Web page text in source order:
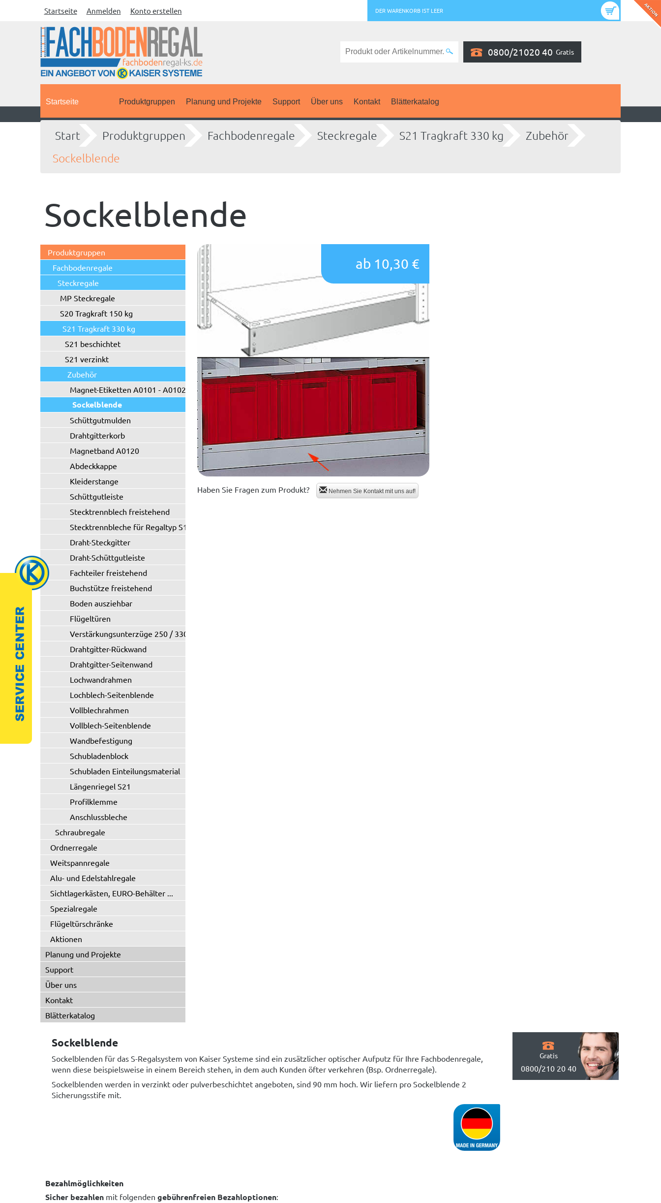
Startseite Anmelden Konto erstellen DER WARENKORB IST LEER
0800/21020 40 Gratis
Startseite Produktgruppen Planung und Projekte Support Über uns Kontakt Blätterkatalog
Start Produktgruppen Fachbodenregale Steckregale S21 Tragkraft 330 kg
Zubehör
Sockelblende
Sockelblende
Produktgruppen
Fachbodenregale
Steckregale
MP Steckregale
S20 Tragkraft 150 kg
S21 Tragkraft 330 kg
S21 beschichtet
S21 verzinkt
Zubehör
Magnet-Etiketten A0101 - A0102
Sockelblende
Schüttgutmulden
Drahtgitterkorb
Magnetband A0120
Abdeckkappe
Kleiderstange
Schüttgutleiste
Stecktrennblech freistehend
Stecktrennbleche für Regaltyp S11/S21
Draht-Steckgitter
Draht-Schüttgutleiste
Fachteiler freistehend
Buchstütze freistehend
Boden ausziehbar
Flügeltüren
Verstärkungsunterzüge 250 / 330 kg
Drahtgitter-Rückwand
Drahtgitter-Seitenwand
Lochwandrahmen
Lochblech-Seitenblende
Vollblechrahmen
Vollblech-Seitenblende
Wandbefestigung
Schubladenblock
Schubladen Einteilungsmaterial
Längenriegel S21
Profilklemme
Anschlussbleche
Schraubregale
Ordnerregale
Weitspannregale
Alu- und Edelstahlregale
Sichtlagerkästen, EURO-Behälter ...
Spezialregale
Flügeltürschränke
Aktionen
Planung und Projekte
Support
Über uns
Kontakt
Blätterkatalog
ab 10,30 €
Haben Sie Fragen zum Produkt? Nehmen Sie Kontakt mit uns auf!
Sockelblende
Sockelblenden für das S-Regalsystem von Kaiser Systeme sind ein zusätzlicher optischer Aufputz für Ihre Fachbodenregale,
wenn diese beispielsweise in einem Bereich stehen, in dem auch Kunden öfter verkehren (Bsp. Ordnerregale).
Sockelblenden werden in verzinkt oder pulverbeschichtet angeboten, sind 90 mm hoch. Wir liefern pro Sockelblende 2
Sicherungsstife mit.
Gratis
0800/210 20 40
Bezahlmöglichkeiten
Sicher bezahlen mit folgenden gebührenfreien Bezahloptionen: